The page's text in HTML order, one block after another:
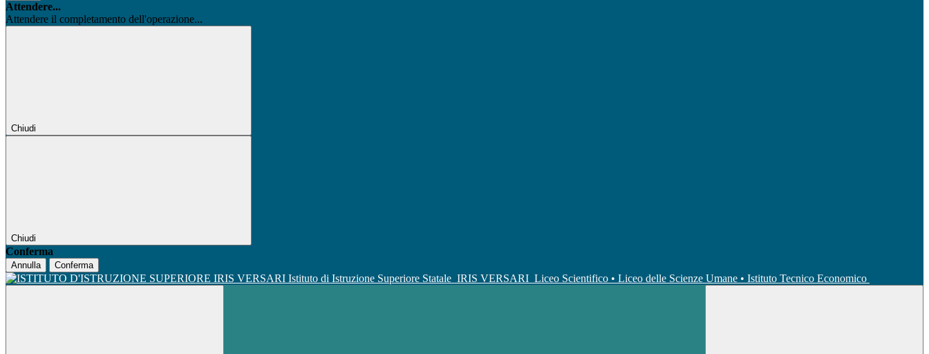
Attendere...
Attendere il completamento dell'operazione...
Chiudi
Chiudi
Conferma
Annulla Conferma
Istituto di Istruzione Superiore Statale IRIS VERSARI Liceo Scientifico • Liceo delle Scienze Umane • Istituto Tecnico Economico